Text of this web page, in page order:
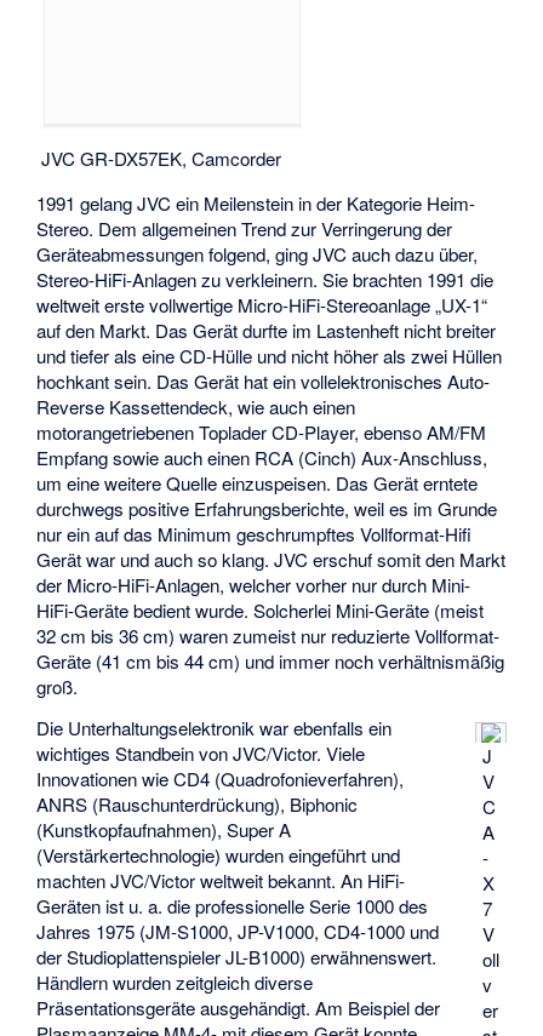
JVC GR-DX57EK, Camcorder
1991 gelang JVC ein Meilenstein in der Kategorie Heim-
Stereo. Dem allgemeinen Trend zur Verringerung der
Geräteabmessungen folgend, ging JVC auch dazu über,
Stereo-HiFi-Anlagen zu verkleinern. Sie brachten 1991 die
weltweit erste vollwertige Micro-HiFi-Stereoanlage „UX-1“
auf den Markt. Das Gerät durfte im Lastenheft nicht breiter
und tiefer als eine CD-Hülle und nicht höher als zwei Hüllen
hochkant sein. Das Gerät hat ein vollelektronisches Auto-
Reverse Kassettendeck, wie auch einen
motorangetriebenen Toplader CD-Player, ebenso AM/FM
Empfang sowie auch einen RCA (Cinch) Aux-Anschluss,
um eine weitere Quelle einzuspeisen. Das Gerät erntete
durchwegs positive Erfahrungsberichte, weil es im Grunde
nur ein auf das Minimum geschrumpftes Vollformat-Hifi
Gerät war und auch so klang. JVC erschuf somit den Markt
der Micro-HiFi-Anlagen, welcher vorher nur durch Mini-
HiFi-Geräte bedient wurde. Solcherlei Mini-Geräte (meist
32 cm bis 36 cm) waren zumeist nur reduzierte Vollformat-
Geräte (41 cm bis 44 cm) und immer noch verhältnismäßig
groß.
J
V
C
A
-
X
7
V
oll
v
er
Die Unterhaltungselektronik war ebenfalls ein
wichtiges Standbein von JVC/Victor. Viele
Innovationen wie CD4 (Quadrofonieverfahren),
ANRS (Rauschunterdrückung), Biphonic
(Kunstkopfaufnahmen), Super A
(Verstärkertechnologie) wurden eingeführt und
machten JVC/Victor weltweit bekannt. An HiFi-
Geräten ist u. a. die professionelle Serie 1000 des
Jahres 1975 (JM-S1000, JP-V1000, CD4-1000 und
der Studioplattenspieler JL-B1000) erwähnenswert.
Händlern wurden zeitgleich diverse
Präsentationsgeräte ausgehändigt. Am Beispiel der